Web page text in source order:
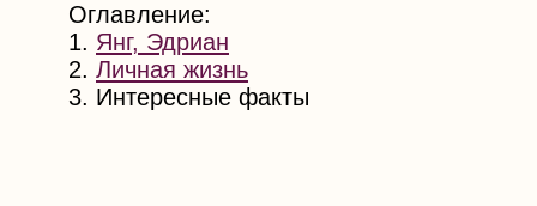
Оглавление:
1. Янг, Эдриан
2. Личная жизнь
3. Интересные факты